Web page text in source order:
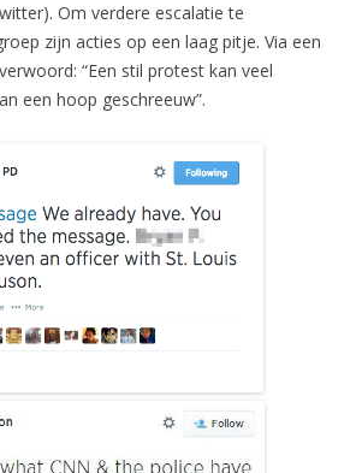
Om verdere escalatie te
zijn acties op een laag pitje. Via een
“Een stil protest kan veel
een hoop geschreeuw”.